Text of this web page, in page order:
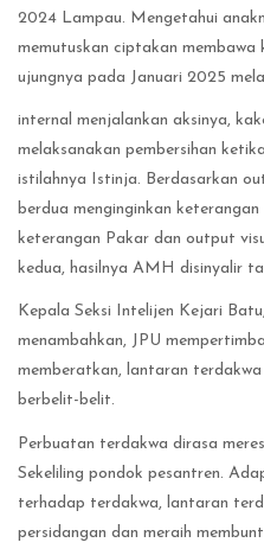
2024 Lampau. Mengetahui
memutuskan ciptakan
ujungnya pada Januari 2025
internal menjalankan aksinya,
melaksanakan pembersihan
istilahnya Istinja. Berdasarkan
berdua menginginkan
keterangan Pakar dan output
kedua, hasilnya AMH disinyalir
Kepala Seksi Intelijen Kejari
menambahkan, JPU
memberatkan, lantaran
berbelit-belit.
Perbuatan terdakwa dirasa
Sekeliling pondok pesantren.
terhadap terdakwa, lantaran
persidangan dan meraih